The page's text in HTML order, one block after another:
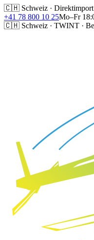
🇨🇭 Schweiz ·
+41 78 800 10 25Mo–Fr
🇨🇭 Schweiz · TWINT ·